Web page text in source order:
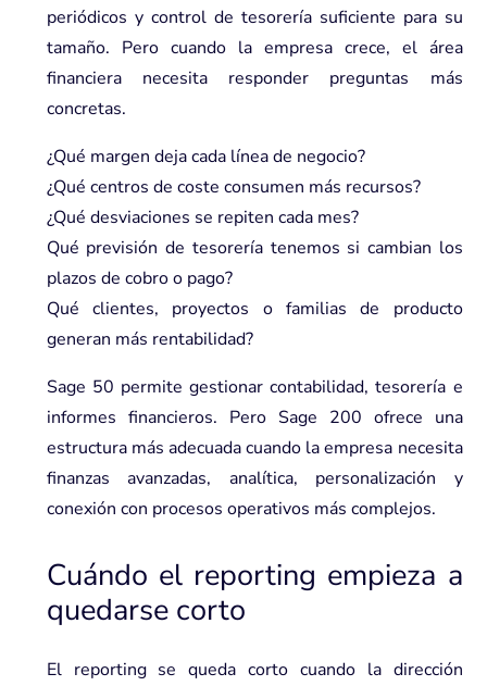
periódicos y control de tesorería suficiente para su
tamaño. Pero cuando la empresa crece, el área
financiera necesita responder preguntas más
concretas.
¿Qué margen deja cada línea de negocio?
¿Qué centros de coste consumen más recursos?
¿Qué desviaciones se repiten cada mes?
Qué previsión de tesorería tenemos si cambian los
plazos de cobro o pago?
Qué clientes, proyectos o familias de producto
generan más rentabilidad?
Sage 50 permite gestionar contabilidad, tesorería e
informes financieros. Pero Sage 200 ofrece una
estructura más adecuada cuando la empresa necesita
finanzas avanzadas, analítica, personalización y
conexión con procesos operativos más complejos.
Cuándo el reporting empieza a
quedarse corto
El reporting se queda corto cuando la dirección